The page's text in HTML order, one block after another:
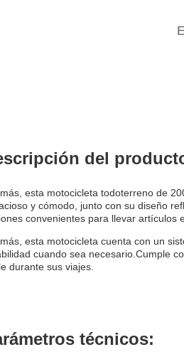
del
esta motocicleta todoterreno de
y cómodo, junto con su diseño
convenientes para llevar artículos
esta motocicleta cuenta con un
cuando sea necesario.Cumple
durante sus viajes.
técnicos: